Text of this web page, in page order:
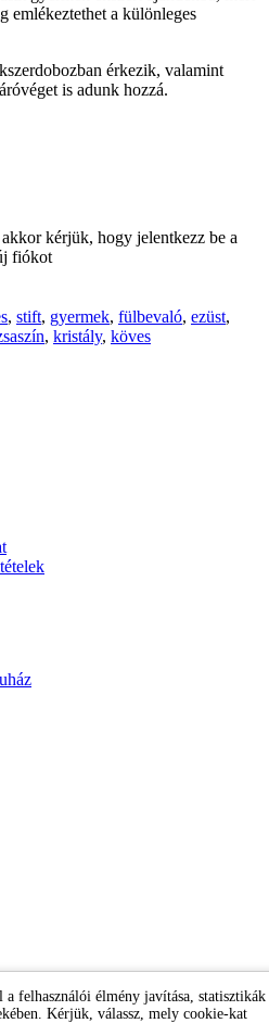
emlékeztethet a különleges
érkezik, valamint
is adunk hozzá.
kérjük, hogy jelentkezz be a
fiókot
, stift, gyermek, fülbevaló, ezüst,
, kristály, köves
felhasználói élmény javítása, statisztikák
Kérjük, válassz, mely cookie-kat